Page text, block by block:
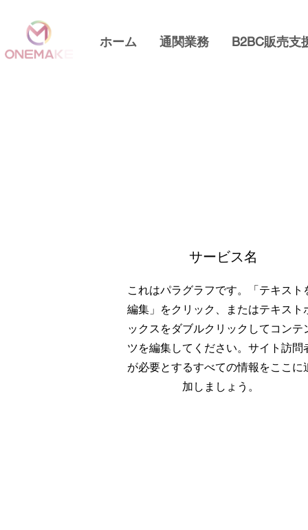
ホーム 通関業務 B2BC販売支
サービス名
これはパラグラフです。「テキスト
編集」をクリック、またはテキスト
ックスをダブルクリックしてコンテ
ツを編集してください。サイト訪問
が必要とするすべての情報をここに
加しましょう。